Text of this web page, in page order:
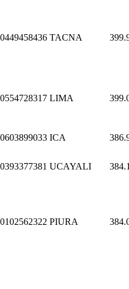
TACNA
LIMA
ICA
UCAYALI
PIURA